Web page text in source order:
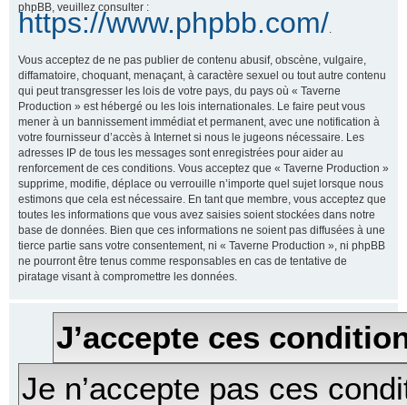
phpBB, veuillez consulter :
https://www.phpbb.com/.
Vous acceptez de ne pas publier de contenu abusif, obscène, vulgaire,
diffamatoire, choquant, menaçant, à caractère sexuel ou tout autre contenu
qui peut transgresser les lois de votre pays, du pays où « Taverne
Production » est hébergé ou les lois internationales. Le faire peut vous
mener à un bannissement immédiat et permanent, avec une notification à
votre fournisseur d’accès à Internet si nous le jugeons nécessaire. Les
adresses IP de tous les messages sont enregistrées pour aider au
renforcement de ces conditions. Vous acceptez que « Taverne Production »
supprime, modifie, déplace ou verrouille n’importe quel sujet lorsque nous
estimons que cela est nécessaire. En tant que membre, vous acceptez que
toutes les informations que vous avez saisies soient stockées dans notre
base de données. Bien que ces informations ne soient pas diffusées à une
tierce partie sans votre consentement, ni « Taverne Production », ni phpBB
ne pourront être tenus comme responsables en cas de tentative de
piratage visant à compromettre les données.